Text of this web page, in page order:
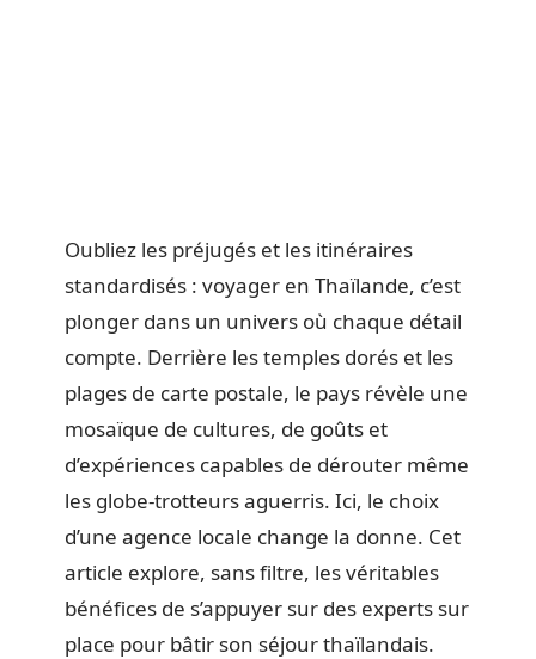
Oubliez les préjugés et les itinéraires
standardisés : voyager en Thaïlande, c’est
plonger dans un univers où chaque détail
compte. Derrière les temples dorés et les
plages de carte postale, le pays révèle une
mosaïque de cultures, de goûts et
d’expériences capables de dérouter même
les globe-trotteurs aguerris. Ici, le choix
d’une agence locale change la donne. Cet
article explore, sans filtre, les véritables
bénéfices de s’appuyer sur des experts sur
place pour bâtir son séjour thaïlandais.